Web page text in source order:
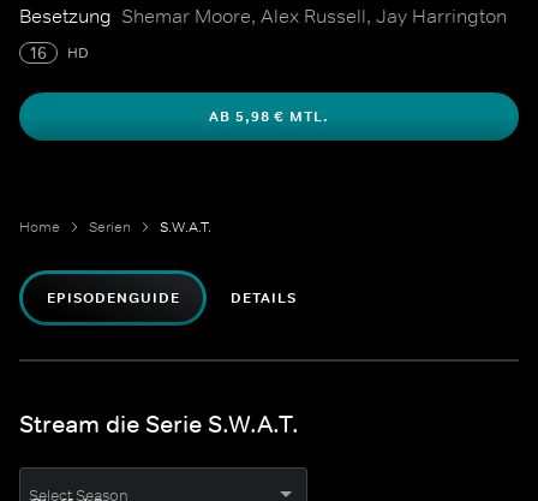
Besetzung Shemar Moore, Alex Russell, Jay Harrington
16 HD
AB 5,98 € MTL.
Home Serien S.W.A.T.
EPISODENGUIDE DETAILS
Stream die Serie S.W.A.T.
Select Season